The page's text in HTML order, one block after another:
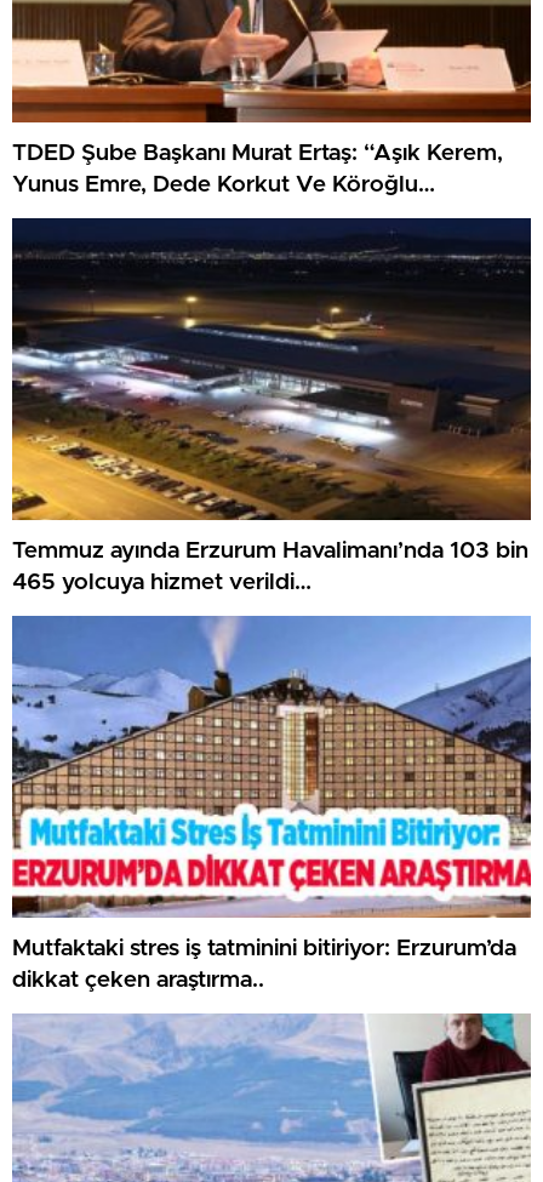
TDED Şube Başkanı Murat Ertaş: “Aşık Kerem,
Yunus Emre, Dede Korkut Ve Köroğlu
Erzurum’un somut olmayan kültür varlıklarıdır”
Temmuz ayında Erzurum Havalimanı’nda 103 bin
465 yolcuya hizmet verildi…
Mutfaktaki stres iş tatminini bitiriyor: Erzurum’da
dikkat çeken araştırma..